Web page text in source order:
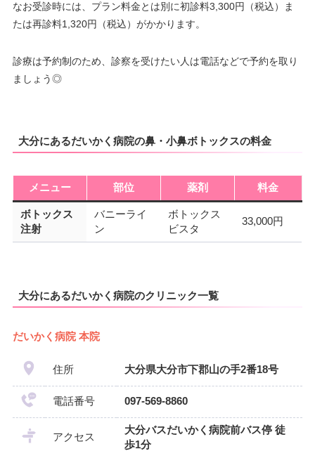
なお受診時には、プラン料金とは別に初診料3,300円（税込）ま
たは再診料1,320円（税込）がかかります。
診療は予約制のため、診察を受けたい人は電話などで予約を取り
ましょう◎
大分にあるだいかく病院の鼻・小鼻ボトックスの料金
メニュー 部位 薬剤 料金
ボトックス
注射
バニーライ
ン
ボトックス
ビスタ
33,000円
大分にあるだいかく病院のクリニック一覧
だいかく病院 本院
住所 大分県大分市下郡山の手2番18号
電話番号 097-569-8860
アクセス
大分バスだいかく病院前バス停 徒
歩1分